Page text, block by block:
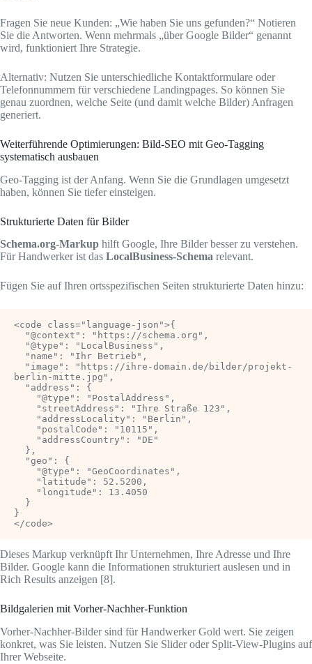
Fragen Sie neue Kunden: „Wie haben Sie uns gefunden?“ Notieren
Sie die Antworten. Wenn mehrmals „über Google Bilder“ genannt
wird, funktioniert Ihre Strategie.
Alternativ: Nutzen Sie unterschiedliche Kontaktformulare oder
Telefonnummern für verschiedene Landingpages. So können Sie
genau zuordnen, welche Seite (und damit welche Bilder) Anfragen
generiert.
Weiterführende Optimierungen: Bild-SEO mit Geo-Tagging
systematisch ausbauen
Geo-Tagging ist der Anfang. Wenn Sie die Grundlagen umgesetzt
haben, können Sie tiefer einsteigen.
Strukturierte Daten für Bilder
Schema.org-Markup hilft Google, Ihre Bilder besser zu verstehen.
Für Handwerker ist das LocalBusiness-Schema relevant.
Fügen Sie auf Ihren ortsspezifischen Seiten strukturierte Daten hinzu:
<code class="language-json">{
berlin-mitte.jpg",
}
</code>
Dieses Markup verknüpft Ihr Unternehmen, Ihre Adresse und Ihre
Bilder. Google kann die Informationen strukturiert auslesen und in
Rich Results anzeigen [8].
Bildgalerien mit Vorher-Nachher-Funktion
Vorher-Nachher-Bilder sind für Handwerker Gold wert. Sie zeigen
konkret, was Sie leisten. Nutzen Sie Slider oder Split-View-Plugins auf
Ihrer Webseite.